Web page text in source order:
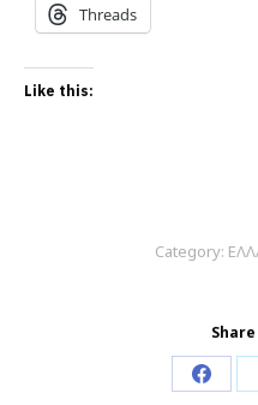
Threads
Like this:
Category:
Share